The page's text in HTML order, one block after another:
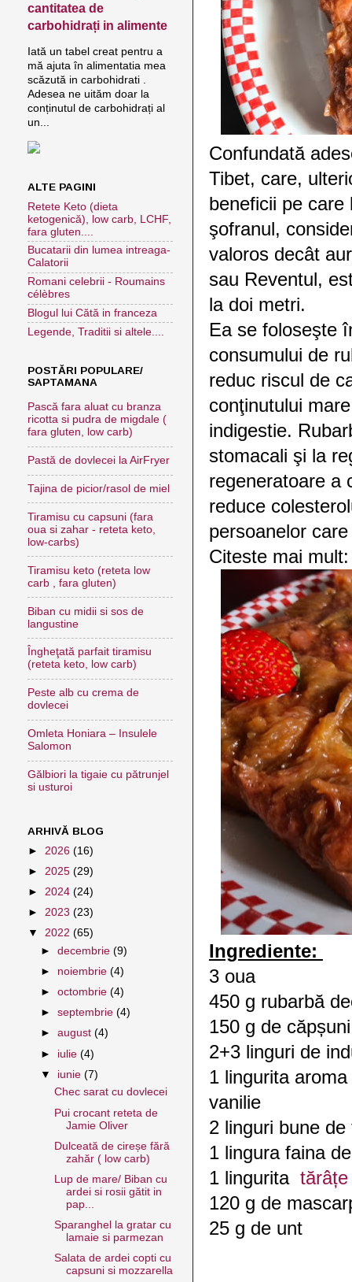
Confundată
Tibet, care,
beneficii pe
şofranul,
valoros decât
sau Reventul,
la doi metri.
Ea se foloseşte
consumului de
reduc riscul de
conţinutului
indigestie.
stomacali şi la
regeneratoare a
reduce
persoanelor
Citeste mai
Ingrediente:
3 oua
450 g rubarbă
150 g de
2+3 linguri de
1 lingurita
vanilie
2 linguri bune
1 lingura faina
1 lingurita
120 g de
25 g de unt
cantitatea de
carbohidrați in alimente
Iată un tabel creat pentru a
mă ajuta în alimentatia mea
scăzută in carbohidrati .
Adesea ne uităm doar la
conținutul de carbohidrați al
un...
ALTE PAGINI
Retete Keto (dieta
ketogenică), low carb, LCHF,
fara gluten....
Bucatarii din lumea intreaga-
Calatorii
Romani celebrii - Roumains
célèbres
Blogul lui Cătă in franceza
Legende, Traditii si altele....
POSTĂRI POPULARE/
SAPTAMANA
Pască fara aluat cu branza
ricotta si pudra de migdale (
fara gluten, low carb)
Pastă de dovlecei la AirFryer
Tajina de picior/rasol de miel
Tiramisu cu capsuni (fara
oua si zahar - reteta keto,
low-carbs)
Tiramisu keto (reteta low
carb , fara gluten)
Biban cu midii si sos de
langustine
Îngheţată parfait tiramisu
(reteta keto, low carb)
Peste alb cu crema de
dovlecei
Omleta Honiara – Insulele
Salomon
Gălbiori la tigaie cu pătrunjel
si usturoi
ARHIVĂ BLOG
► 2026 (16)
► 2025 (29)
► 2024 (24)
► 2023 (23)
▼ 2022 (65)
►decembrie(9)
► noiembrie(4)
►octombrie(4)
►septembrie(4)
►august(4)
► iulie(4)
▼ iunie(7)
Chec sarat cu dovlecei
Pui crocant reteta de
Jamie Oliver
Dulceată de cireșe fără
zahăr ( low carb)
Lup de mare/ Biban cu
ardei si rosii gătit in
pap...
Sparanghel la gratar cu
lamaie si parmezan
Salata de ardei copti cu
capsuni si mozzarella